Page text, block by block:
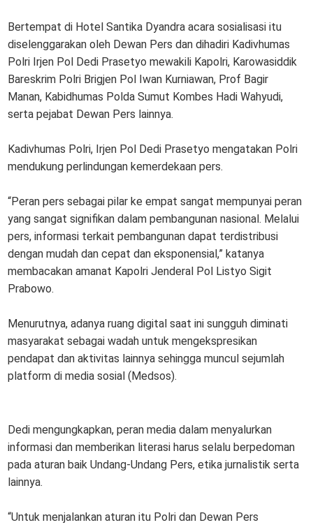
Bertempat di Hotel Santika Dyandra acara sosialisasi itu
diselenggarakan oleh Dewan Pers dan dihadiri Kadivhumas
Polri Irjen Pol Dedi Prasetyo mewakili Kapolri, Karowasiddik
Bareskrim Polri Brigjen Pol Iwan Kurniawan, Prof Bagir
Manan, Kabidhumas Polda Sumut Kombes Hadi Wahyudi,
serta pejabat Dewan Pers lainnya.
Kadivhumas Polri, Irjen Pol Dedi Prasetyo mengatakan Polri
mendukung perlindungan kemerdekaan pers.
“Peran pers sebagai pilar ke empat sangat mempunyai peran
yang sangat signifikan dalam pembangunan nasional. Melalui
pers, informasi terkait pembangunan dapat terdistribusi
dengan mudah dan cepat dan eksponensial,” katanya
membacakan amanat Kapolri Jenderal Pol Listyo Sigit
Prabowo.
Menurutnya, adanya ruang digital saat ini sungguh diminati
masyarakat sebagai wadah untuk mengekspresikan
pendapat dan aktivitas lainnya sehingga muncul sejumlah
platform di media sosial (Medsos).
Dedi mengungkapkan, peran media dalam menyalurkan
informasi dan memberikan literasi harus selalu berpedoman
pada aturan baik Undang-Undang Pers, etika jurnalistik serta
lainnya.
“Untuk menjalankan aturan itu Polri dan Dewan Pers